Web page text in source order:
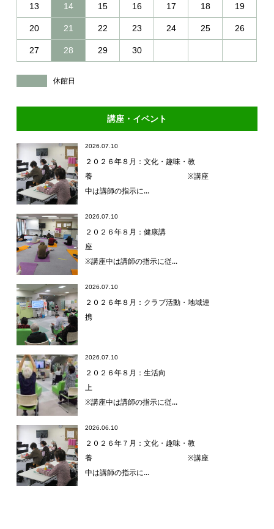
13 14 15 16 17 18 19
20 21 22 23 24 25 26
27 28 29 30
休館日
講座・イベント
2026.07.10
２０２６年８月：文化・趣味・教
養 ※講座
中は講師の指示に...
2026.07.10
２０２６年８月：健康講
座
※講座中は講師の指示に従...
2026.07.10
２０２６年８月：クラブ活動・地域連
携
2026.07.10
２０２６年８月：生活向
上
※講座中は講師の指示に従...
2026.06.10
２０２６年７月：文化・趣味・教
養 ※講座
中は講師の指示に...